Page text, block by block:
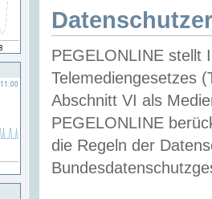
PEGELONLINE stellt
Telemediengesetzes
Abschnitt VI als
PEGELONLINE
die Regeln der